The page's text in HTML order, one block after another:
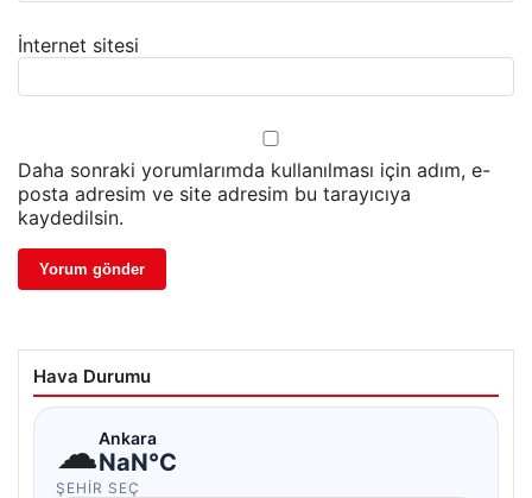
İnternet sitesi
Daha sonraki yorumlarımda kullanılması için adım, e-
posta adresim ve site adresim bu tarayıcıya
kaydedilsin.
Hava Durumu
☁Ankara
NaN°C
ŞEHIR SEÇ